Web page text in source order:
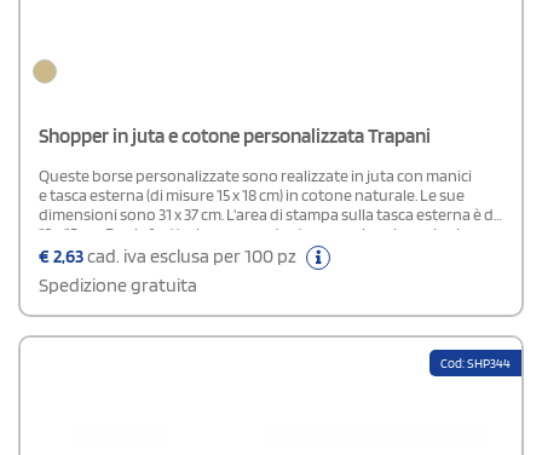
Shopper in juta e cotone personalizzata Trapani
Queste borse personalizzate sono realizzate in juta con manici
e tasca esterna (di misure 15 x 18 cm) in cotone naturale. Le sue
dimensioni sono 31 x 37 cm. L'area di stampa sulla tasca esterna è di
12 x 15 cm. Puoi sfruttarle come gadget promozionale ecologico per
eventi o fiere di settore. Il rapporto tra qualità e prezzo è ottima.
€2,63cad. iva esclusa per 100 pz
Spedizione gratuita
Cod: SHP344